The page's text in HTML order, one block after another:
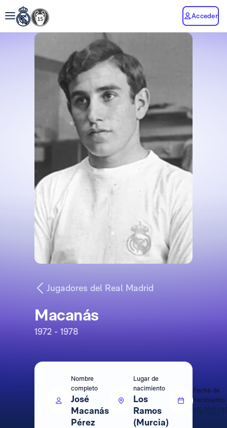
Acceder
Jugadores del Real Madrid
Macanás
1972 - 1978
Nombre
completo
José
Macanás
Pérez
Lugar de
nacimiento
Los
Ramos
(Murcia)
Fecha de
nacimiento
15/02/